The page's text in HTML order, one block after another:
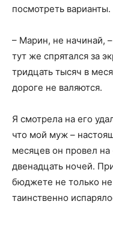
посмотреть варианты.
– Марин, не начинай,
тут же спрятался за
тридцать тысяч в
дороге не валяются.
Я смотрела на его
что мой муж –
месяцев он провел на
двенадцать ночей.
бюджете не только
таинственно